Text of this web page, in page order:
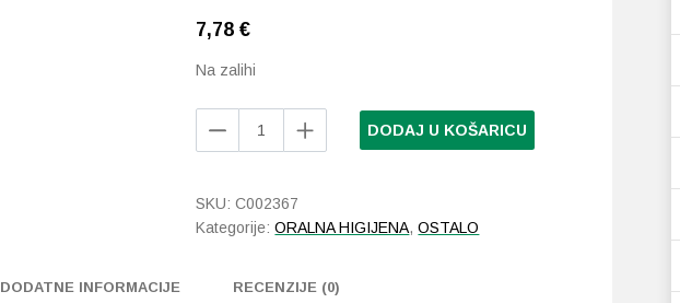
7,78€
Na zalihi
količina
DODAJ U KOŠARICU
SKU:C002367
Kategorije:ORALNA HIGIJENA,OSTALO
DODATNE INFORMACIJE RECENZIJE (0)